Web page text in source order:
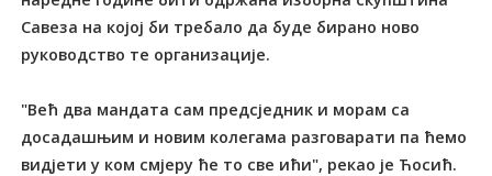
Савеза на којој би требало да буде бирано ново
руководство те организације.
"Већ два мандата сам предсједник и морам са
досадашњим и новим колегама разговарати па ћемо
видјети у ком смјеру ће то све ићи", рекао је Ћосић.